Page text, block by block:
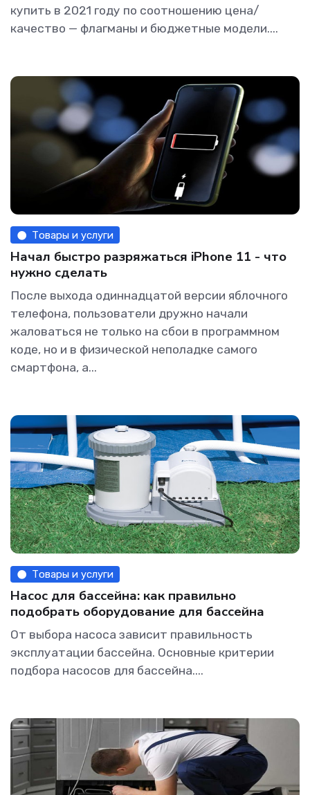
купить в 2021 году по соотношению цена/
качество — флагманы и бюджетные модели....
Товары и услуги
Начал быстро разряжаться iPhone 11 - что
нужно сделать
После выхода одиннадцатой версии яблочного
телефона, пользователи дружно начали
жаловаться не только на сбои в программном
коде, но и в физической неполадке самого
смартфона, а...
Товары и услуги
Насос для бассейна: как правильно
подобрать оборудование для бассейна
От выбора насоса зависит правильность
эксплуатации бассейна. Основные критерии
подбора насосов для бассейна....